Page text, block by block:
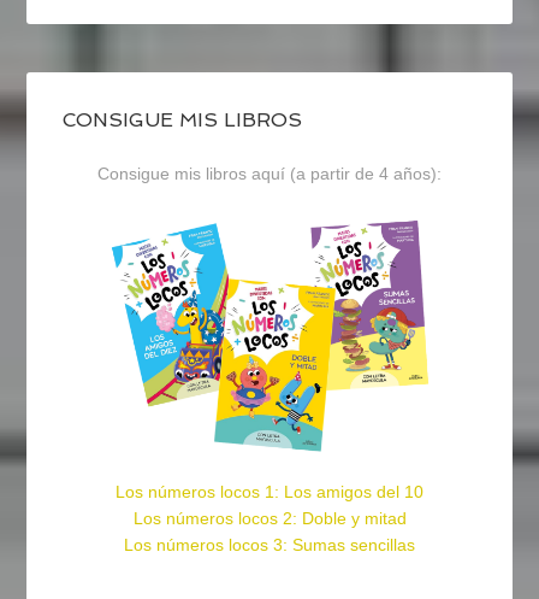
CONSIGUE MIS LIBROS
Consigue mis libros aquí (a partir de 4 años):
Los números locos 1: Los amigos del 10
Los números locos 2: Doble y mitad
Los números locos 3: Sumas sencillas